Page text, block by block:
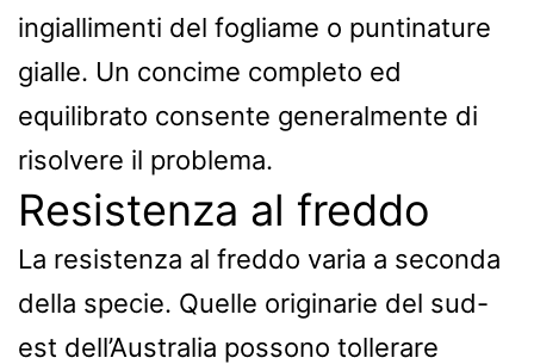
ingiallimenti del fogliame o puntinature
gialle. Un concime completo ed
equilibrato consente generalmente di
risolvere il problema.
Resistenza al freddo
La resistenza al freddo varia a seconda
della specie. Quelle originarie del sud-
est dell’Australia possono tollerare